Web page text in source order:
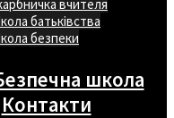
вчителя
батьківства
безпеки
школа
Контакти